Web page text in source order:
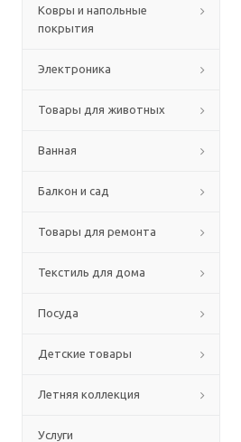
Ковры и напольные
покрытия
Электроника
Товары для животных
Ванная
Балкон и сад
Товары для ремонта
Текстиль для дома
Посуда
Детские товары
Летняя коллекция
Услуги